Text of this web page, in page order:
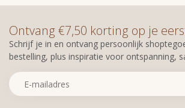
Ontvang €7,50 korting op je
Schrijf je in en ontvang persoonlijk
bestelling, plus inspiratie voor ontspanning,